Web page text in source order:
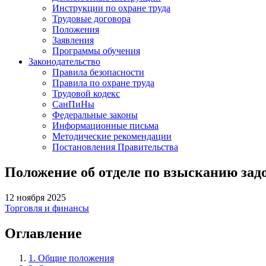
Инструкции по охране труда
Трудовые договора
Положения
Заявления
Программы обучения
Законодательство
Правила безопасности
Правила по охране труда
Трудовой кодекс
СанПиНы
Федеральные законы
Информационные письма
Методические рекомендации
Постановления Правительства
Положение об отделе по взысканию
12 ноября 2025
Торговля и финансы
Оглавление
1. Общие положения